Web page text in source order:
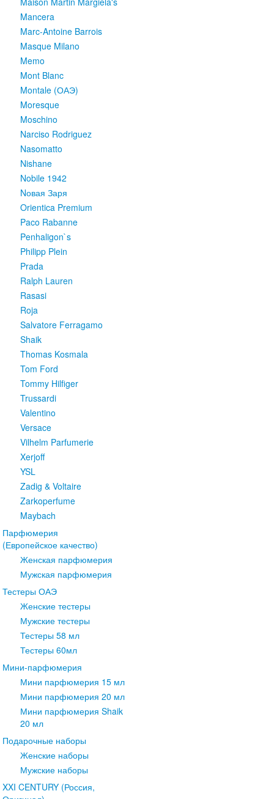
Mancera
Marc-Antoine Barrois
Masque Milano
Memo
Mont Blanc
Montale (ОАЭ)
Moresque
Moschino
Narciso Rodriguez
Nasomatto
Nishane
Nobile 1942
Nовая Заря
Orientica Premium
Paco Rabanne
Penhaligon`s
Philipp Plein
Prada
Ralph Lauren
Rasasi
Roja
Salvatore Ferragamo
Shaik
Thomas Kosmala
Tom Ford
Tommy Hilfiger
Trussardi
Valentino
Versace
Vilhelm Parfumerie
Xerjoff
YSL
Zadig & Voltaire
Zarkoperfume
Maybach
Парфюмерия
(Европейское качество)
Женская парфюмерия
Мужская парфюмерия
Тестеры ОАЭ
Женские тестеры
Мужские тестеры
Тестеры 58 мл
Тестеры 60мл
Мини-парфюмерия
Мини парфюмерия 15 мл
Мини парфюмерия 20 мл
Мини парфюмерия Shaik
20 мл
Подарочные наборы
Женские наборы
Мужские наборы
XXI CENTURY (Россия,